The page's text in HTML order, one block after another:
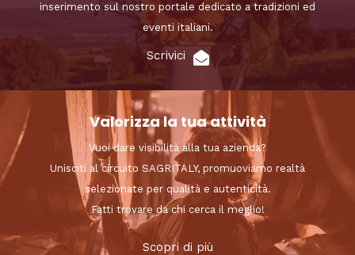
inserimento sul nostro portale dedicato a tradizioni ed
eventi italiani.
Scrivici
Valorizza la tua attività
Vuoi dare visibilità alla tua azienda?
Unisciti al circuito SAGRITALY, promuoviamo realtà
selezionate per qualità e autenticità.
Fatti trovare da chi cerca il meglio!
Scopri di più